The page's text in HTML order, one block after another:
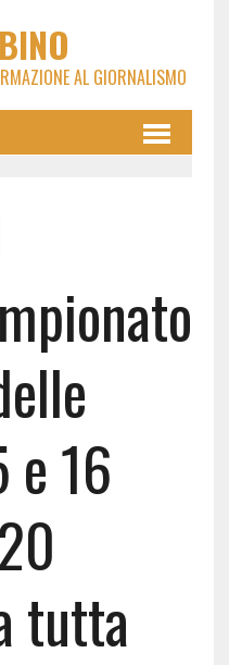
AL GIORNALISMO
e 16
tutta